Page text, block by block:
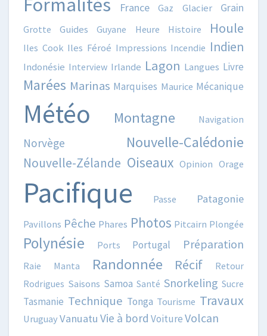
France Gaz Glacier Grain
Grotte Guides Guyane Heure Histoire Houle
Iles Cook Iles Féroé Impressions Incendie Indien
Indonésie Interview Irlande Lagon Langues Livre
Marées Marinas Marquises Maurice Mécanique
Météo Montagne Navigation
Norvège Nouvelle-Calédonie
Nouvelle-Zélande Oiseaux Opinion Orage
Pacifique Passe Patagonie
Pavillons Pêche Phares Photos Pitcairn Plongée
Polynésie Ports Portugal Préparation
Raie Manta Randonnée Récif
Retour
Rodrigues Saisons Samoa Santé Snorkeling Sucre
Tasmanie Technique Tonga Tourisme Travaux
UruguayVanuatu Vie à bord VoitureVolcan